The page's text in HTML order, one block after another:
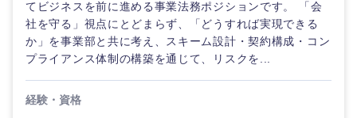
てビジネスを前に進める事業法務ポジションです。 「会
社を守る」視点にとどまらず、「どうすれば実現できる
か」を事業部と共に考え、スキーム設計・契約構成・コン
プライアンス体制の構築を通じて、リスクを...
経験・資格